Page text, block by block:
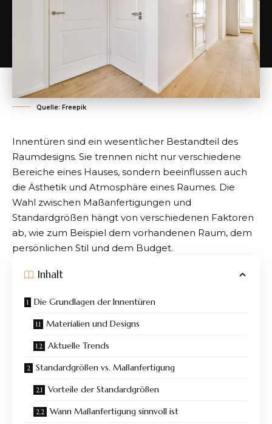
Quelle: Freepik
Innentüren sind ein wesentlicher Bestandteil des
Raumdesigns. Sie trennen nicht nur verschiedene
Bereiche eines Hauses, sondern beeinflussen auch
die Ästhetik und Atmosphäre eines Raumes. Die
Wahl zwischen Maßanfertigungen und
Standardgrößen hängt von verschiedenen Faktoren
ab, wie zum Beispiel dem vorhandenen Raum, dem
persönlichen Stil und dem Budget.
Inhalt
Die Grundlagen der Innentüren
Materialien und Designs
Aktuelle Trends
Standardgrößen vs. Maßanfertigung
Vorteile der Standardgrößen
Wann Maßanfertigung sinnvoll ist